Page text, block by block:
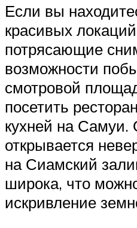
Если вы
красивых
потрясающие
возможности
смотровой
посетить
кухней на Самуи.
открывается
на Сиамский
широка, что
искривление